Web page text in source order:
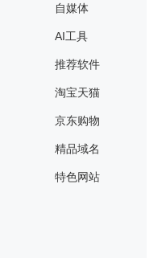
自媒体
AI工具
推荐软件
淘宝天猫
京东购物
精品域名
特色网站